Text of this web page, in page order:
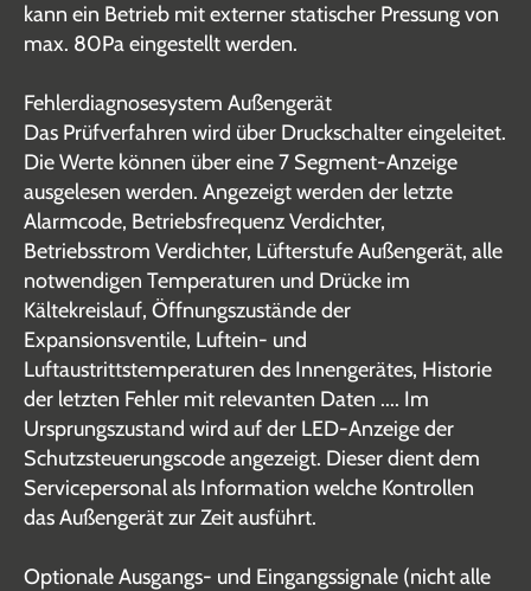
kann ein Betrieb mit externer statischer Pressung von
max. 80Pa eingestellt werden.
Fehlerdiagnosesystem Außengerät
Das Prüfverfahren wird über Druckschalter eingeleitet.
Die Werte können über eine 7 Segment-Anzeige
ausgelesen werden. Angezeigt werden der letzte
Alarmcode, Betriebsfrequenz Verdichter,
Betriebsstrom Verdichter, Lüfterstufe Außengerät, alle
notwendigen Temperaturen und Drücke im
Kältekreislauf, Öffnungszustände der
Expansionsventile, Luftein- und
Luftaustrittstemperaturen des Innengerätes, Historie
der letzten Fehler mit relevanten Daten .... Im
Ursprungszustand wird auf der LED-Anzeige der
Schutzsteuerungscode angezeigt. Dieser dient dem
Servicepersonal als Information welche Kontrollen
das Außengerät zur Zeit ausführt.
Optionale Ausgangs- und Eingangssignale (nicht alle